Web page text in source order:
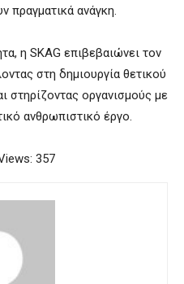
πραγματικά ανάγκη.
η SKAG επιβεβαιώνει τον
στη δημιουργία θετικού
στηρίζοντας οργανισμούς με
ανθρωπιστικό έργο.
357